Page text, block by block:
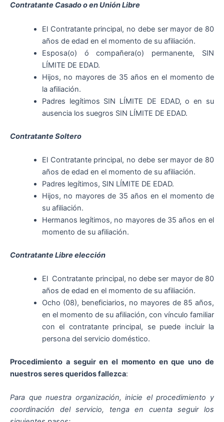
Contratante Casado o en Unión Libre
El Contratante principal, no debe ser mayor de 80
años de edad en el momento de su afiliación.
Esposa(o) ó compañera(o) permanente, SIN
LÍMITE DE EDAD.
Hijos, no mayores de 35 años en el momento de
la afiliación.
Padres legítimos SIN LÍMITE DE EDAD, o en su
ausencia los suegros SIN LÍMITE DE EDAD.
Contratante Soltero
El Contratante principal, no debe ser mayor de 80
años de edad en el momento de su afiliación.
Padres legítimos, SIN LÍMITE DE EDAD.
Hijos, no mayores de 35 años en el momento de
su afiliación.
Hermanos legítimos, no mayores de 35 años en el
momento de su afiliación.
Contratante Libre elección
El Contratante principal, no debe ser mayor de 80
años de edad en el momento de su afiliación.
Ocho (08), beneficiarios, no mayores de 85 años,
en el momento de su afiliación, con vínculo familiar
con el contratante principal, se puede incluir la
persona del servicio doméstico.
Procedimiento a seguir en el momento en que uno de
nuestros seres queridos fallezca:
Para que nuestra organización, inicie el procedimiento y
coordinación del servicio, tenga en cuenta seguir los